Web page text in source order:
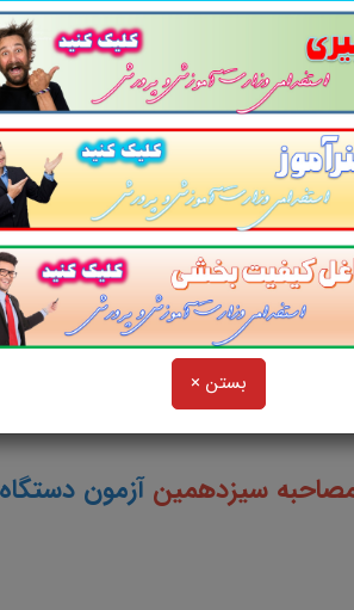
بستن ×
مشترک دستگاه های اجرایی کشور
های پیشنهادیدر95 صفحه در
کارشناس روابط کاراستخدامی
مصاحبه شایسته محور و
لینک ورود
مصاحبه سیزدهمینآزمون